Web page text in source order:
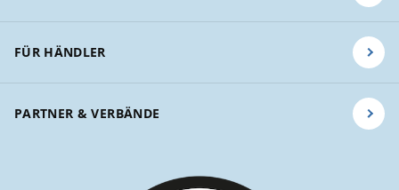
FÜR HÄNDLER
PARTNER & VERBÄNDE